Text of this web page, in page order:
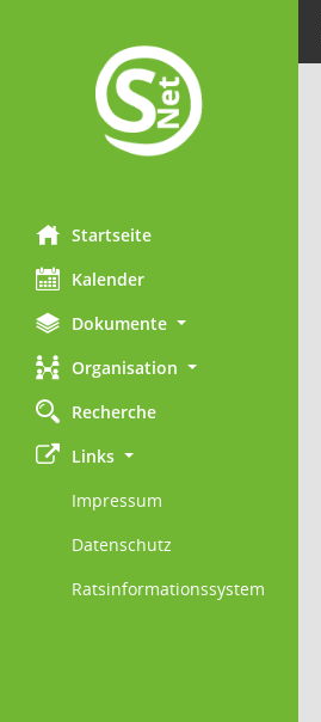
Startseite
Kalender
Dokumente
Organisation
Recherche
Links
Impressum
Datenschutz
Ratsinformationssystem